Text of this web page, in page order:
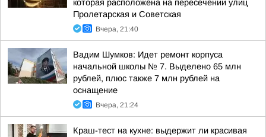
которая расположена на пересечении улиц
Пролетарская и Советская
Вчера, 21:40
Вадим Шумков: Идет ремонт корпуса
начальной школы № 7. Выделено 65 млн
рублей, плюс также 7 млн рублей на
оснащение
Вчера, 21:24
Краш-тест на кухне: выдержит ли красивая